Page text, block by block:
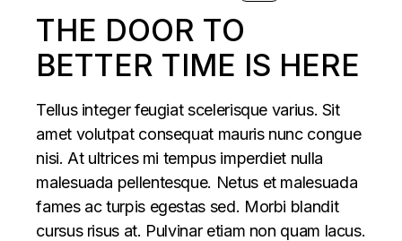
THE DOOR TO
BETTER TIME IS HERE
Tellus integer feugiat scelerisque varius. Sit
amet volutpat consequat mauris nunc congue
nisi. At ultrices mi tempus imperdiet nulla
malesuada pellentesque. Netus et malesuada
fames ac turpis egestas sed. Morbi blandit
cursus risus at. Pulvinar etiam non quam lacus.